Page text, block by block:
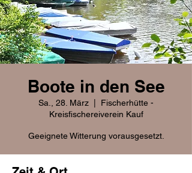
Boote in den See
Sa., 28. März
Fischerhütte -
Kreisfischereiverein Kauf
Geeignete Witterung vorausgesetzt.